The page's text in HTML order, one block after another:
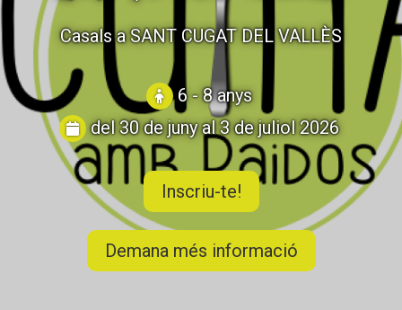
Casals a SANT CUGAT DEL VALLÈS
6 - 8 anys
del 30 de juny al 3 de juliol 2026
Inscriu-te!
Demana més informació
CASES DE COLÒNIES
ACCIÓ SOCIAL I JOVES
ESPLAIS
SUPORT TERCER SECTOR